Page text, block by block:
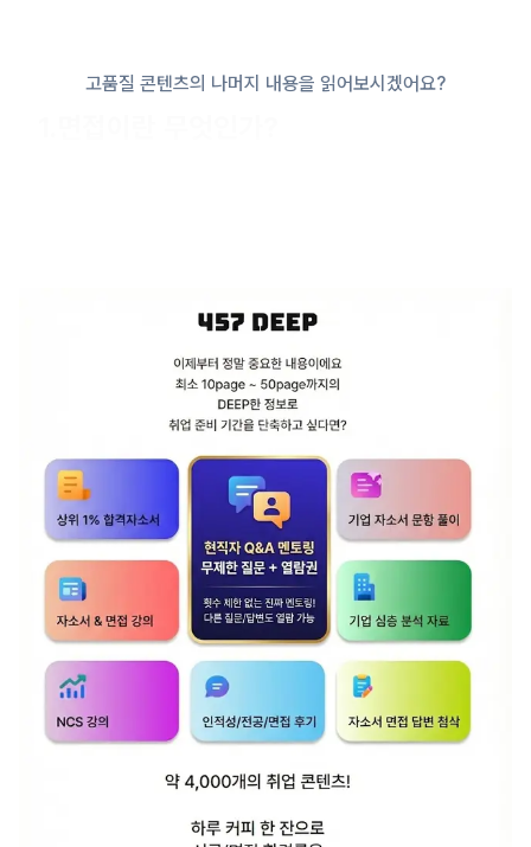
면접이란 무엇인가부터 명확하게 정의를 해보죠,
지원자가 해당 기업과 직무에서
업무를 올바르게 수행할 수 있는지를
지원자의 실무 역량 수준과 인성을
판단하기 위해 진행하는 대면 구술 평가 과정이다.
자, 이렇게 이제 정의를 했습니다.!
면접에 대한 정의를 이렇게 했다면,
이제 이 정의에서 핵심 키워드를 논리적으로
고품질 콘텐츠의 나머지 내용을 읽어보시겠어요?